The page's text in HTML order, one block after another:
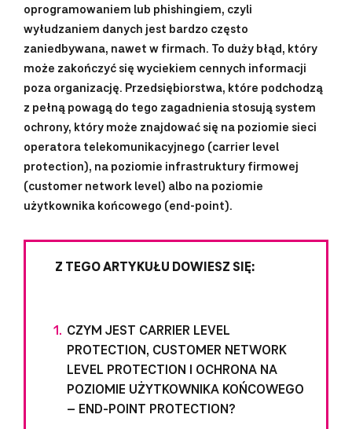
oprogramowaniem lub phishingiem, czyli
wyłudzaniem danych jest bardzo często
zaniedbywana, nawet w firmach. To duży błąd, który
może zakończyć się wyciekiem cennych informacji
poza organizację. Przedsiębiorstwa, które podchodzą
z pełną powagą do tego zagadnienia stosują system
ochrony, który może znajdować się na poziomie sieci
operatora telekomunikacyjnego (carrier level
protection), na poziomie infrastruktury firmowej
(customer network level) albo na poziomie
użytkownika końcowego (end-point).
Z TEGO ARTYKUŁU DOWIESZ SIĘ:
CZYM JEST CARRIER LEVEL
PROTECTION, CUSTOMER NETWORK
LEVEL PROTECTION I OCHRONA NA
POZIOMIE UŻYTKOWNIKA KOŃCOWEGO
– END-POINT PROTECTION?